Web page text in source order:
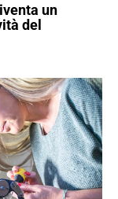
un
del